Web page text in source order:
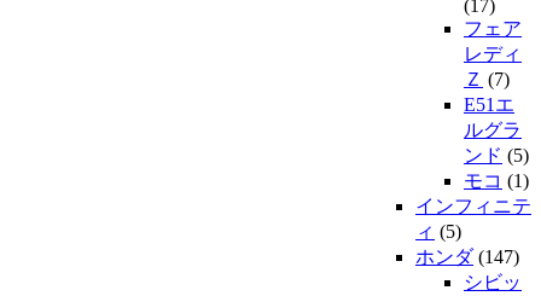
(17)
フェア
レディ
Ｚ (7)
E51エ
ルグラ
ンド (5)
モコ (1)
インフィニテ
ィ (5)
ホンダ(147)
シビッ